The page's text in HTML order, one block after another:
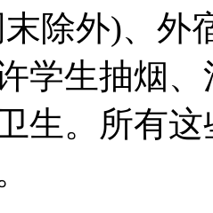
除外)、外
学生抽烟
生。所有